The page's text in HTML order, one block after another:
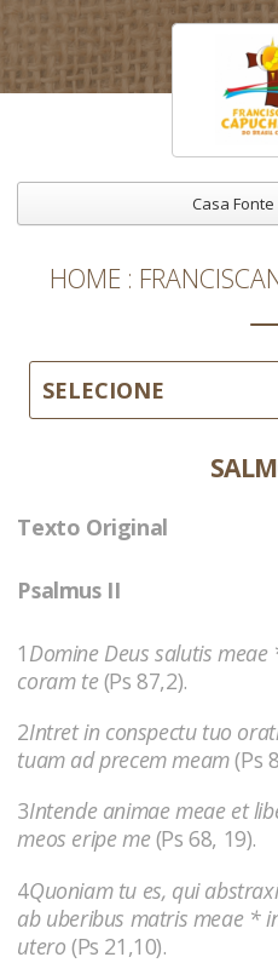
Casa
HOME
SELECIONE
Texto Original
Psalmus II
1 Domine Deus salutis
coram te(Ps 87,2).
2Intret in conspectu tuo
tuam ad precem meam(Ps
3Intende animae meae et
meos eripe me(Ps 68, 19).
4Quoniam tu es, qui
ab uberibus matris meae *
utero (Ps 21,10).